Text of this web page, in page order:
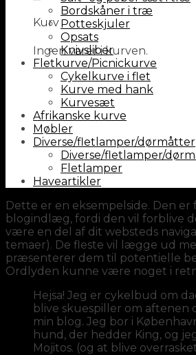
Kurv
Ingen varer i kurven.
Bordskåner i træ
Potteskjuler
Opsats
Knivsliber
Fletkurve/Picnickurve
Cykelkurve i flet
Kurve med hank
Kurvesæt
Afrikanske kurve
Møbler
Diverse/fletlamper/dørmåtter
Diverse/fletlamper/
Fletlamper
Haveartikler
Dette er en eksempelside. Den er
blogindlæg, fordi den vil forblive
være en del af dit websteds
temaer). De fleste vil lægge ud
præsenterer dem til potentielle
Ordlyden kunne være noget i
Hejsa! Jeg er cykelbud om
blive skuespiller om aftenen
min blog. Jeg bor i
hund, der hedder King, og
Mojitos. (og at blive